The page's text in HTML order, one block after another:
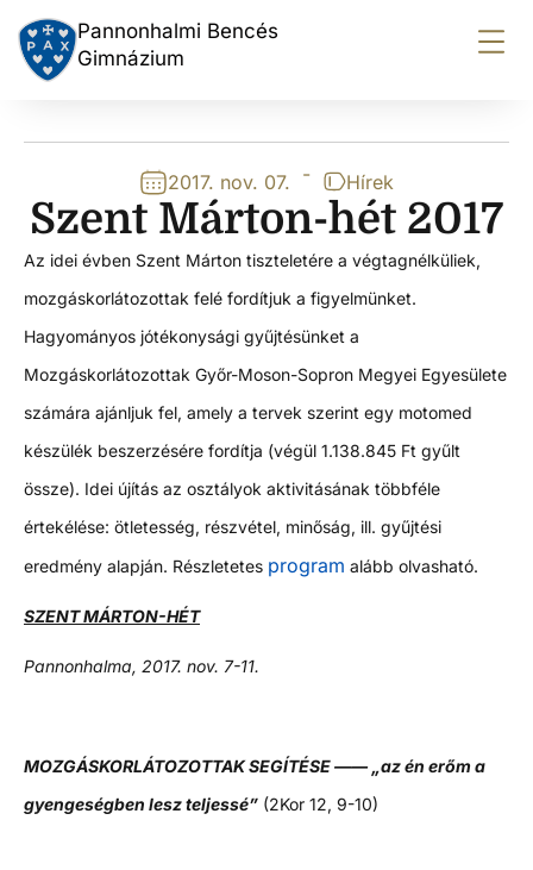
Pannonhalmi Bencés
Gimnázium
2017. nov. 07. - Hírek
Szent Márton-hét 2017
Az idei évben Szent Márton tiszteletére a végtagnélküliek,
mozgáskorlátozottak felé fordítjuk a figyelmünket.
Hagyományos jótékonysági gyűjtésünket a
Mozgáskorlátozottak Győr-Moson-Sopron Megyei Egyesülete
számára ajánljuk fel, amely a tervek szerint egy motomed
készülék beszerzésére fordítja (végül 1.138.845 Ft gyűlt
össze). Idei újítás az osztályok aktivitásának többféle
értekélése: ötletesség, részvétel, minőság, ill. gyűjtési
eredmény alapján. Részletetes program alább olvasható.
SZENT MÁRTON-HÉT
Pannonhalma, 2017. nov. 7-11.
MOZGÁSKORLÁTOZOTTAK SEGÍTÉSE ——„az én erőm a
gyengeségben lesz teljessé” (2Kor 12, 9-10)